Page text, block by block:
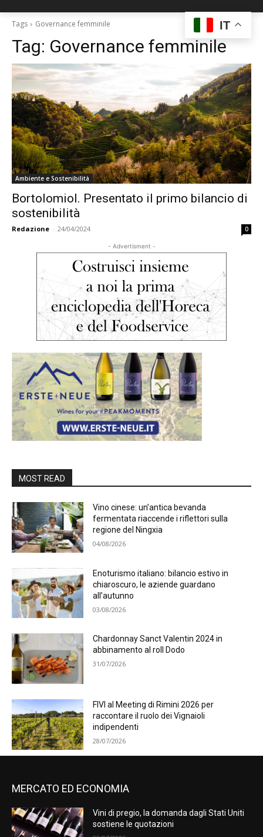
Tags Governance femminile
Tag: Governance femminile
Ambiente e Sostenibilità
Bortolomiol. Presentato il primo bilancio di
sostenibilità
Redazione - 24/04/2024 0
- Advertisment -
MOST READ
Vino cinese: un’antica bevanda
fermentata riaccende i riflettori sulla
regione del Ningxia
04/08/2026
Enoturismo italiano: bilancio estivo in
chiaroscuro, le aziende guardano
all’autunno
03/08/2026
Chardonnay Sanct Valentin 2024 in
abbinamento al roll Dodo
31/07/2026
FIVI al Meeting di Rimini 2026 per
raccontare il ruolo dei Vignaioli
indipendenti
28/07/2026
MERCATO ED ECONOMIA
Vini di pregio, la domanda dagli Stati Uniti
sostiene le quotazioni
IT